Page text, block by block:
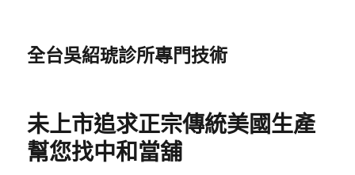
全台吳紹琥診所專門技術
未上市追求正宗傳統美國生產
幫您找中和當舖